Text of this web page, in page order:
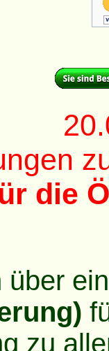
die
über
zu